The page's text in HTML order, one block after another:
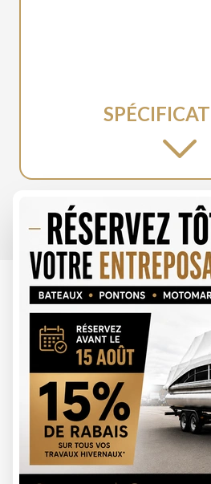
POLARIS 2026
SPORTSMAN 850
À partir de
14 089 $
Tous frais inclus
CALCULATRICE